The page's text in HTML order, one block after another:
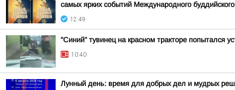
самых ярких событий Международного
12:49
"Синий" тувинец на красном тракторе попытался
10:40
Лунный день: время для добрых дел и мудрых